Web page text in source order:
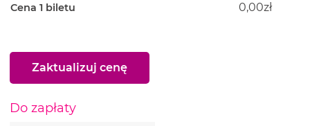
Cena 1 biletu 0,00zł
Zaktualizuj cenę
Do zapłaty